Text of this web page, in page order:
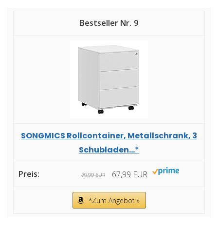
9
SONGMICS Rollcontainer, Metallschrank, 3
Schubladen...*
79,99 EUR 67,99 EUR
*Zum Angebot »